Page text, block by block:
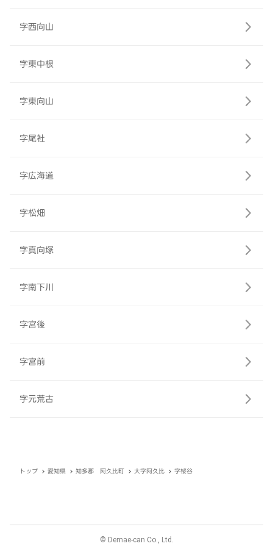
字西向山
字東中根
字東向山
字尾社
字広海道
字松畑
字真向塚
字南下川
字宮後
字宮前
字元荒古
トップ 愛知県 知多郡 阿久比町 大字阿久比 字桜谷
© Demae-can Co., Ltd.